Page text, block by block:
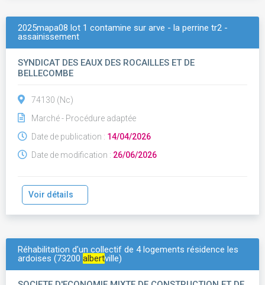
2025mapa08 lot 1 contamine sur arve - la perrine tr2 -
assainissement
SYNDICAT DES EAUX DES ROCAILLES ET DE
BELLECOMBE
74130 (Nc)
Marché - Procédure adaptée
Date de publication : 14/04/2026
Date de modification : 26/06/2026
Voir détails
Réhabilitation d'un collectif de 4 logements résidence les
ardoises (73200 albertville)